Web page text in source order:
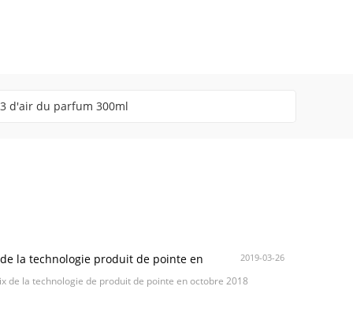
d'arome de parfum
2019-03-26
la technologie produit de pointe en
2018
de la technologie de produit de pointe en octobre 2018